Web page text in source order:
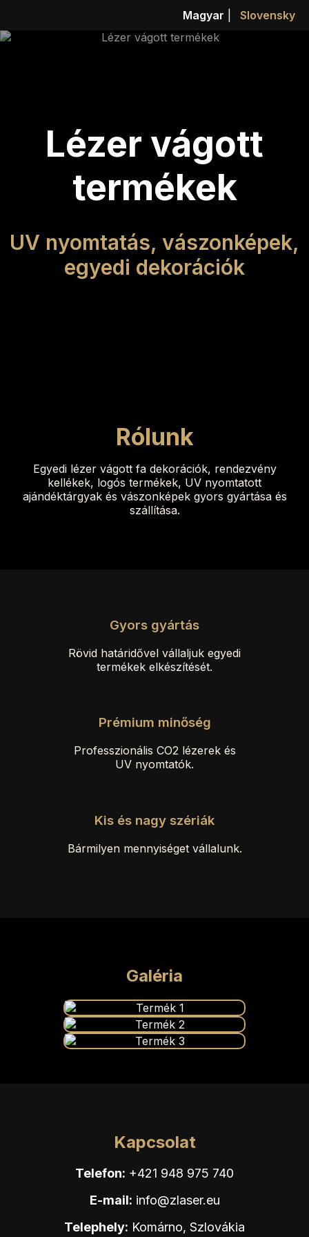
Magyar Slovensky
Lézer vágott
termékek
UV nyomtatás, vászonképek,
egyedi dekorációk
Rólunk
Egyedi lézer vágott fa dekorációk, rendezvény
kellékek, logós termékek, UV nyomtatott
ajándéktárgyak és vászonképek gyors gyártása és
szállítása.
Gyors gyártás
Rövid határidővel vállaljuk egyedi
termékek elkészítését.
Prémium minőség
Professzionális CO2 lézerek és
UV nyomtatók.
Kis és nagy szériák
Bármilyen mennyiséget vállalunk.
Galéria
Kapcsolat
Telefon: +421 948 975 740
E-mail: info@zlaser.eu
Telephely: Komárno, Szlovákia